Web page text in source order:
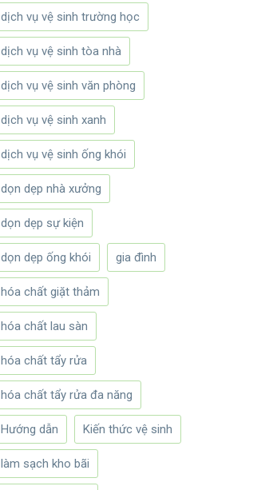
dịch vụ vệ sinh trường học
dịch vụ vệ sinh tòa nhà
dịch vụ vệ sinh văn phòng
dịch vụ vệ sinh xanh
dịch vụ vệ sinh ống khói
dọn dẹp nhà xưởng
dọn dẹp sự kiện
dọn dẹp ống khói gia đình
hóa chất giặt thảm
hóa chất lau sàn
hóa chất tẩy rửa
hóa chất tẩy rửa đa năng
Hướng dẫn Kiến thức vệ sinh
làm sạch kho bãi